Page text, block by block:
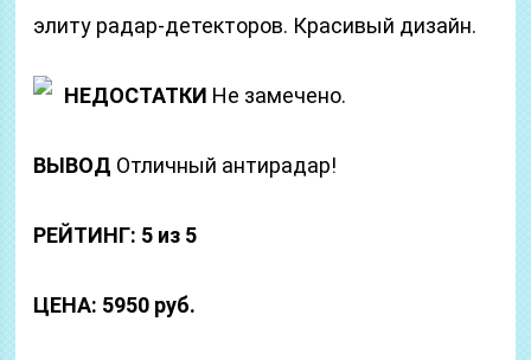
элиту радар-детекторов. Красивый дизайн.
НЕДОСТАТКИ Не замечено.
ВЫВОД Отличный антирадар!
РЕЙТИНГ: 5 из 5
ЦЕНА: 5950 руб.